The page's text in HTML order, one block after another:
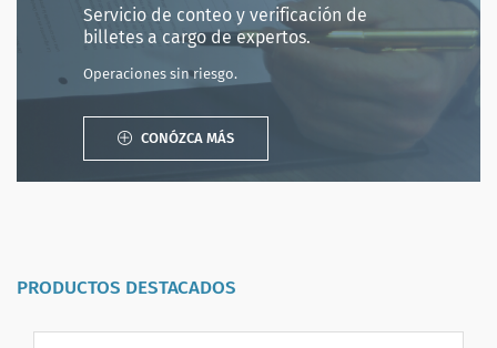
Servicio de conteo y verificación de
billetes a cargo de expertos.
Operaciones sin riesgo.
CONÓZCA MÁS
PRODUCTOS DESTACADOS